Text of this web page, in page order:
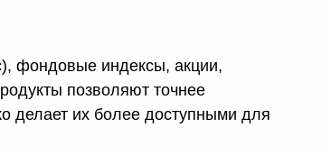
фондовые индексы, акции,
позволяют точнее
делает их более доступными для